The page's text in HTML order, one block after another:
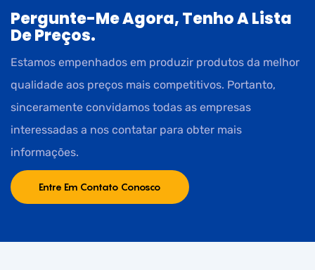
Pergunte-Me Agora, Tenho A Lista
De Preços.
Estamos empenhados em produzir produtos da melhor
qualidade aos preços mais competitivos. Portanto,
sinceramente convidamos todas as empresas
interessadas a nos contatar para obter mais
informações.
Entre Em Contato Conosco